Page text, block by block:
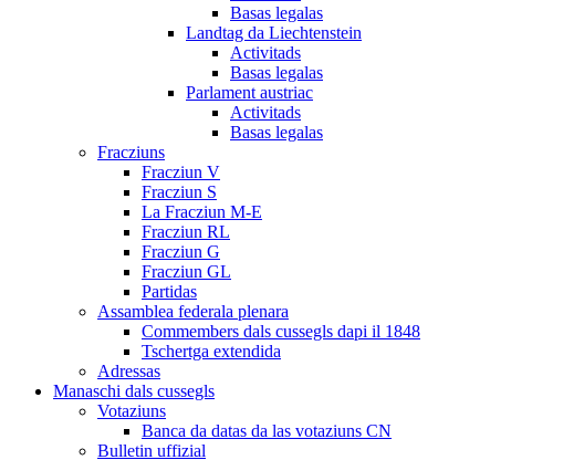
Basas legalas
Landtag da Liechtenstein
Activitads
Basas legalas
Parlament austriac
Activitads
Basas legalas
Fracziuns
Fracziun V
Fracziun S
La Fracziun M-E
Fracziun RL
Fracziun G
Fracziun GL
Partidas
Assamblea federala plenara
Commembers dals cussegls dapi il 1848
Tschertga extendida
Adressas
Manaschi dals cussegls
Votaziuns
Banca da datas da las votaziuns CN
Bulletin uffizial